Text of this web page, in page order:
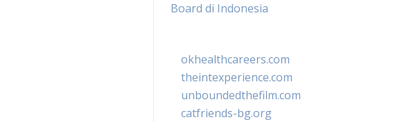
Board di Indonesia
okhealthcareers.com
theintexperience.com
unboundedthefilm.com
catfriends-bg.org